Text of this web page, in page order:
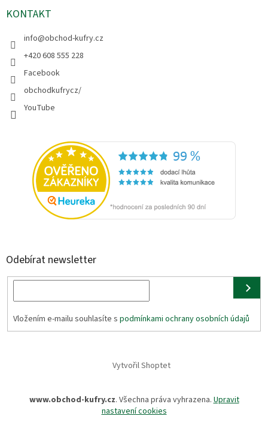
KONTAKT
info@obchod-kufry.cz
+420 608 555 228
Facebook
obchodkufrycz/
YouTube
Odebírat newsletter
Vložením e-mailu souhlasíte s podmínkami ochrany osobních údajů
Vytvořil Shoptet
www.obchod-kufry.cz. Všechna práva vyhrazena.Upravit
nastavení cookies